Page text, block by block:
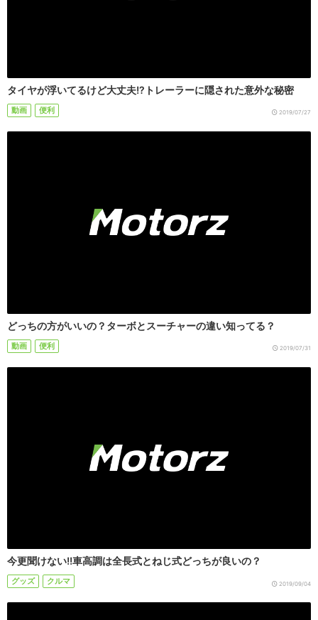
タイヤが浮いてるけど大丈夫!?トレーラーに隠された意外な秘密
動画 便利 2019/07/27
どっちの方がいいの？ターボとスーチャーの違い知ってる？
動画 便利 2019/07/31
今更聞けない!!車高調は全長式とねじ式どっちが良いの？
グッズ クルマ 2019/09/04